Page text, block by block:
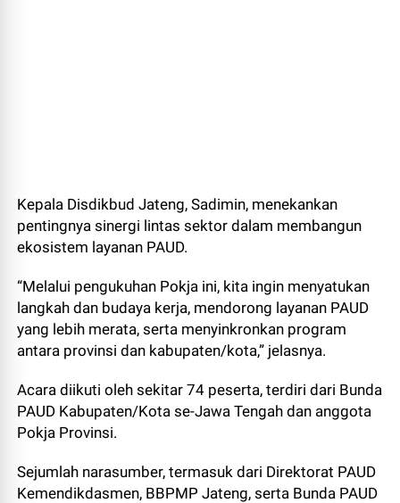
Kepala Disdikbud Jateng, Sadimin, menekankan
pentingnya sinergi lintas sektor dalam membangun
ekosistem layanan PAUD.
“Melalui pengukuhan Pokja ini, kita ingin menyatukan
langkah dan budaya kerja, mendorong layanan PAUD
yang lebih merata, serta menyinkronkan program
antara provinsi dan kabupaten/kota,” jelasnya.
Acara diikuti oleh sekitar 74 peserta, terdiri dari Bunda
PAUD Kabupaten/Kota se-Jawa Tengah dan anggota
Pokja Provinsi.
Sejumlah narasumber, termasuk dari Direktorat PAUD
Kemendikdasmen, BBPMP Jateng, serta Bunda PAUD